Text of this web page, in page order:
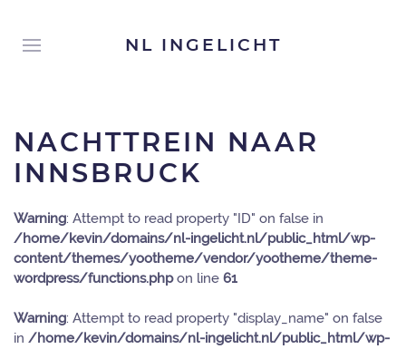
NL INGELICHT
NACHTTREIN NAAR
INNSBRUCK
Warning: Attempt to read property "ID" on false in
/home/kevin/domains/nl-ingelicht.nl/public_html/wp-
content/themes/yootheme/vendor/yootheme/theme-
wordpress/functions.phpon line 61
Warning: Attempt to read property "display_name" on false
in /home/kevin/domains/nl-ingelicht.nl/public_html/wp-